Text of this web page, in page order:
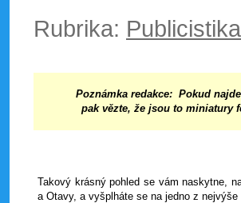
Rubrika:
Poznámka redakce: Pokud
pak vězte, že jsou to miniatury
Takový krásný pohled se vám naskytne,
a Otavy, a vyšplháte se na jedno z